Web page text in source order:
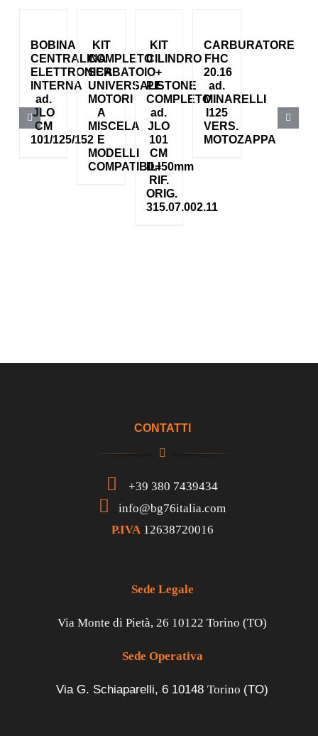
BOBINA
CENTRALINA
ELETTRONICA
INTERNA
ad.
JLO
CM
101/125/152
KIT
COMPLETO
SERBATOIO
UNIVERSALE
MOTORI
A
MISCELA
E
MODELLI
COMPATIBILI
KIT
CILINDRO
+
PISTONE
COMPLETO
ad.
JLO
101
CM
D=50mm
RIF.
ORIG.
315.07.002.11
CARBURATORE
FHC
20.16
ad.
MINARELLI
I125
VERS.
MOTOZAPPA
CONTATTI
+39 380 7439434
info@bg76italia.com
P.IVA 12638720016
Sede Legale
Via Monte di Pietà, 26 10122 Torino (TO)
Sede Operativa
Via G. Schiaparelli, 6 10148 Torino (TO)